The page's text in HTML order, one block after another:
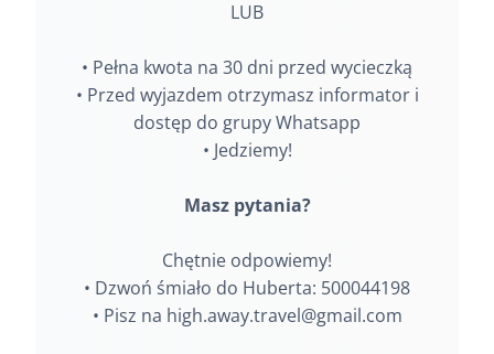
LUB
• Pełna kwota na 30 dni przed wycieczką
• Przed wyjazdem otrzymasz informator i
dostęp do grupy Whatsapp
• Jedziemy!
Masz pytania?
Chętnie odpowiemy!
• Dzwoń śmiało do Huberta: 500044198
• Pisz na high.away.travel@gmail.com